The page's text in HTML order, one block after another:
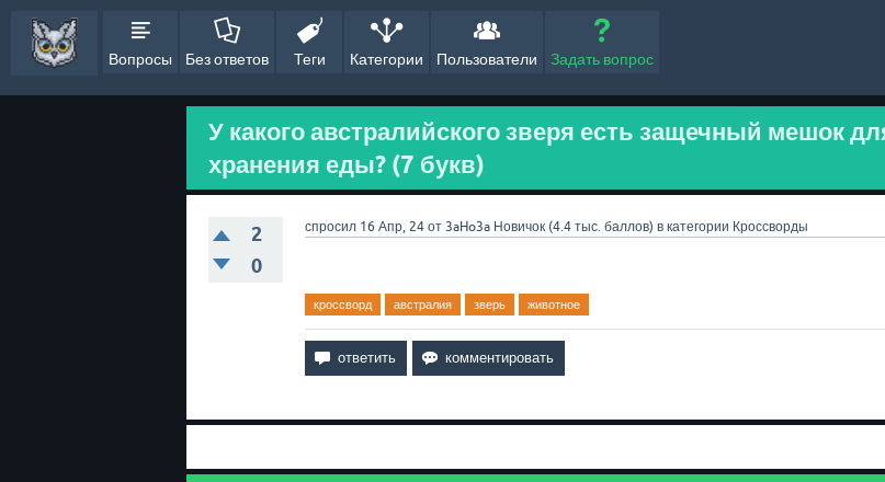
Вопросы Без ответов Теги Категории Пользователи Задать вопрос
У какого австралийского зверя есть защечный мешок
хранения еды? (7 букв)
2
0
спросил 16 Апр, 24 от 3aHo3a Новичок (4.4 тыс. баллов) в категории Кроссворды
кроссворд австралия зверь животное